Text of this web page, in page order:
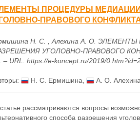
ПРОЦЕДУРЫ
ПРАВОВОГО
Н. С. , Алехина А. О.
УГОЛОВНО-ПРАВОВОГО
– URL: https://e-koncept.ru/2019/
Н. С. Ермишина А. О. Алехина
рассматриваются вопросы
способа разрешения